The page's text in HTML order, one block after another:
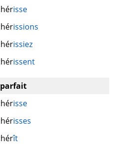
isse
issions
issiez
issent
isse
isses
ît